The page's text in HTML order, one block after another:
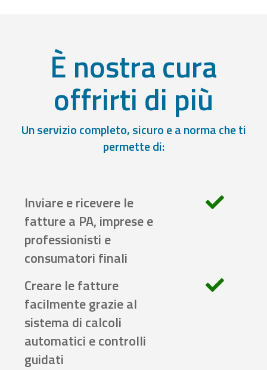
È nostra cura
offrirti di più
Un servizio completo, sicuro e a norma che ti
permette di:
Inviare e ricevere le
fatture a PA, imprese e
professionisti e
consumatori finali
Creare le fatture
facilmente grazie al
sistema di calcoli
automatici e controlli
guidati